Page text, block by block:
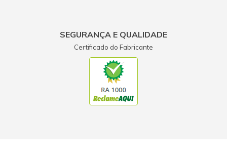
SEGURANÇA E QUALIDADE
Certificado do Fabricante